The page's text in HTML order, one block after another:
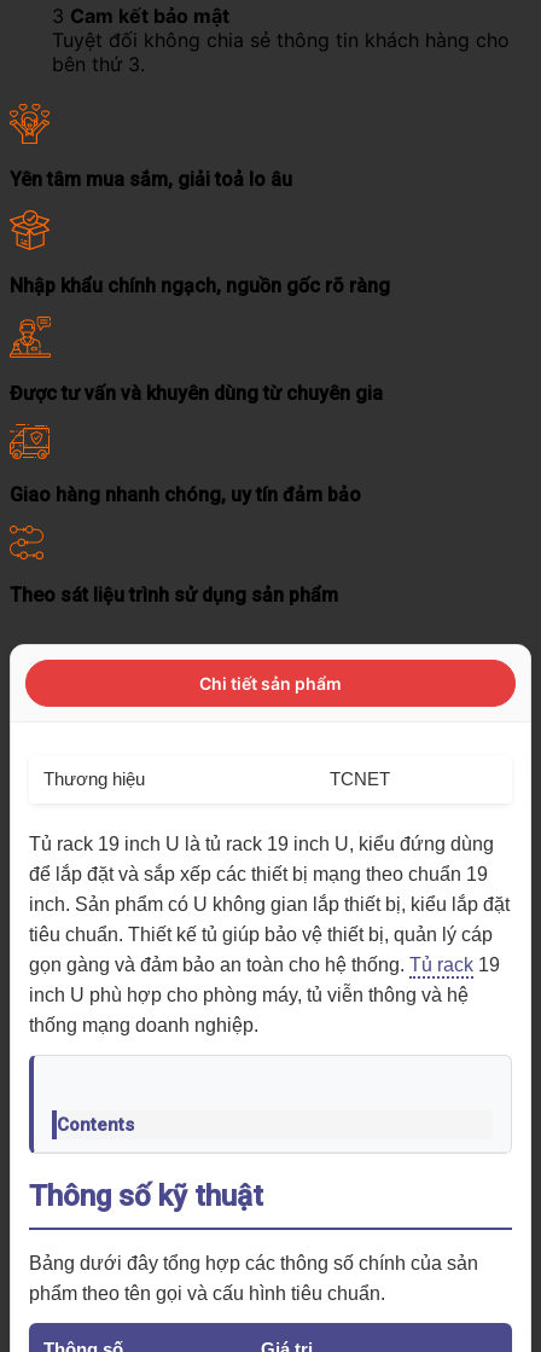
3 Cam kết bảo mật
Tuyệt đối không chia sẻ thông tin khách hàng cho
bên thứ 3.
Yên tâm mua sắm, giải toả lo âu
Nhập khẩu chính ngạch, nguồn gốc rõ ràng
Được tư vấn và khuyên dùng từ chuyên gia
Giao hàng nhanh chóng, uy tín đảm bảo
Theo sát liệu trình sử dụng sản phẩm
Chi tiết sản phẩm
Thương hiệu TCNET
Tủ rack 19 inch U là tủ rack 19 inch U, kiểu đứng dùng
để lắp đặt và sắp xếp các thiết bị mạng theo chuẩn 19
inch. Sản phẩm có U không gian lắp thiết bị, kiểu lắp đặt
tiêu chuẩn. Thiết kế tủ giúp bảo vệ thiết bị, quản lý cáp
gọn gàng và đảm bảo an toàn cho hệ thống. Tủ rack 19
inch U phù hợp cho phòng máy, tủ viễn thông và hệ
thống mạng doanh nghiệp.
Contents
Thông số kỹ thuật
Bảng dưới đây tổng hợp các thông số chính của sản
phẩm theo tên gọi và cấu hình tiêu chuẩn.